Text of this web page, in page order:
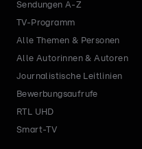
Sendungen A-Z
TV-Programm
Alle Themen & Personen
Alle Autorinnen & Autoren
Journalistische Leitlinien
Bewerbungsaufrufe
RTL UHD
Smart-TV